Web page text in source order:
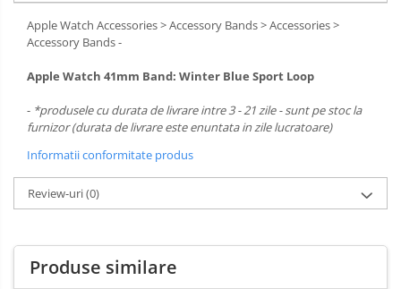
Apple Watch Accessories > Accessory Bands > Accessories >
Accessory Bands -
Apple Watch 41mm Band: Winter Blue Sport Loop
- *produsele cu durata de livrare intre 3 - 21 zile - sunt pe stoc la
furnizor (durata de livrare este enuntata in zile lucratoare)
Informatii conformitate produs
Review-uri(0)
Produse similare